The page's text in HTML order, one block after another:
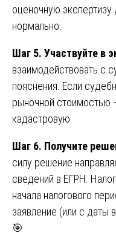
оценочную экспертизу
нормально.
Шаг 5. Участвуйте в
взаимодействовать с
пояснения. Если
рыночной стоимостью
кадастровую.
Шаг 6. Получите
силу решение
сведений в ЕГРН.
начала налогового
заявление (или с даты
🎯